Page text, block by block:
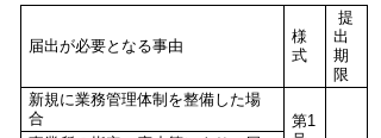
届出が必要となる事由
様
式
提
出
期
限
新規に業務管理体制を整備した場
合
第1